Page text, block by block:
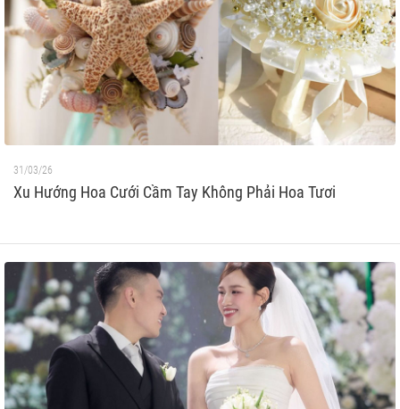
31/03/26
Xu Hướng Hoa Cưới Cầm Tay Không Phải Hoa Tươi